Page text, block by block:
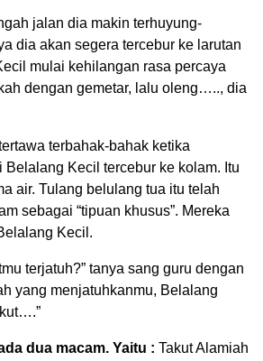
jalan dia makin terhuyung-
dia akan segera tercebur ke larutan
mulai kehilangan rasa percaya
dengan gemetar, lalu oleng….., dia
terbahak-bahak ketika
Belalang Kecil tercebur ke kolam. Itu
air. Tulang belulang tua itu telah
sebagai “tipuan khusus”. Mereka
Kecil.
terjatuh?” tanya sang guru dengan
yang menjatuhkanmu, Belalang
dua macam. Yaitu : Takut Alamiah